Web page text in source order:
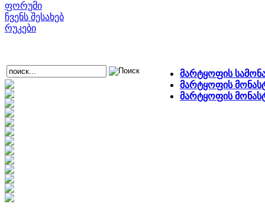
ფორუმი
ჩვენს შესახებ
რუკები
მარტყოფის
მარტყოფის
მარტყოფის